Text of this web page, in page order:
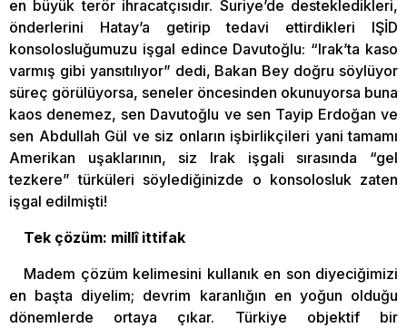
en büyük terör ihracatçısıdır. Suriye’de destekledikleri,
önderlerini Hatay’a getirip tedavi ettirdikleri IŞİD
konsolosluğumuzu işgal edince Davutoğlu: “Irak’ta kaso
varmış gibi yansıtılıyor” dedi, Bakan Bey doğru söylüyor
süreç görülüyorsa, seneler öncesinden okunuyorsa buna
kaos denemez, sen Davutoğlu ve sen Tayip Erdoğan ve
sen Abdullah Gül ve siz onların işbirlikçileri yani tamamı
Amerikan uşaklarının, siz Irak işgali sırasında “gel
tezkere” türküleri söylediğinizde o konsolosluk zaten
işgal edilmişti!
Tek çözüm: millî ittifak
Madem çözüm kelimesini kullanık en son diyeciğimizi
en başta diyelim; devrim karanlığın en yoğun olduğu
dönemlerde ortaya çıkar. Türkiye objektif bir